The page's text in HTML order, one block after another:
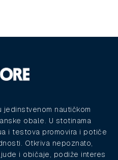
nautičkom
obale. U stotinama
i testova promovira i potiče
Otkriva nepoznato,
i običaje, podiže interes